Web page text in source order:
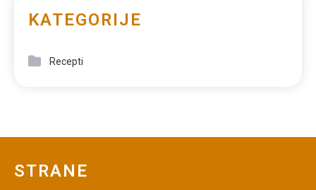
KATEGORIJE
Recepti
STRANE